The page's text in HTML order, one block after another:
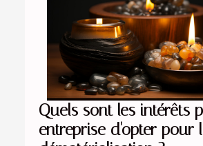
Quels sont les intérêts
entreprise d'opter pour